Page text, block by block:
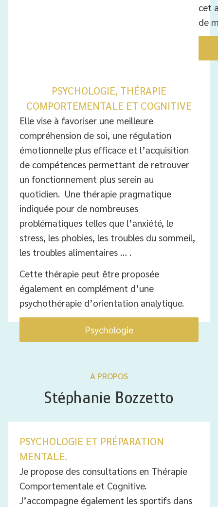
cet
de
PSYCHOLOGIE, THÉRAPIE
COMPORTEMENTALE ET COGNITIVE
Elle vise à favoriser une meilleure
compréhension de soi, une régulation
émotionnelle plus efficace et l’acquisition
de compétences permettant de retrouver
un fonctionnement plus serein au
quotidien. Une thérapie pragmatique
indiquée pour de nombreuses
problématiques telles que l’anxiété, le
stress, les phobies, les troubles du sommeil,
les troubles alimentaires … .
Cette thérapie peut être proposée
également en complément d’une
psychothérapie d’orientation analytique.
Psychologie
A PROPOS
Stéphanie Bozzetto
PSYCHOLOGIE ET PRÉPARATION
MENTALE.
Je propose des consultations en Thérapie
Comportementale et Cognitive.
J’accompagne également les sportifs dans